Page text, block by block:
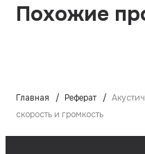
Похожие
Главная Реферат
скорость и громкость